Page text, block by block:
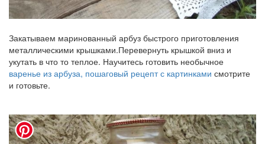
Закатываем маринованный арбуз быстрого приготовления
металлическими крышками.Перевернуть крышкой вниз и
укутать в что то теплое. Научитесь готовить необычное
варенье из арбуза, пошаговый рецепт с картинками смотрите
и готовьте.